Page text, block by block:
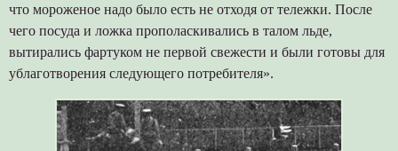
что мороженое надо было есть не отходя от тележки. После
чего посуда и ложка прополаскивались в талом льде,
вытирались фартуком не первой свежести и были готовы для
ублаготворения следующего потребителя».